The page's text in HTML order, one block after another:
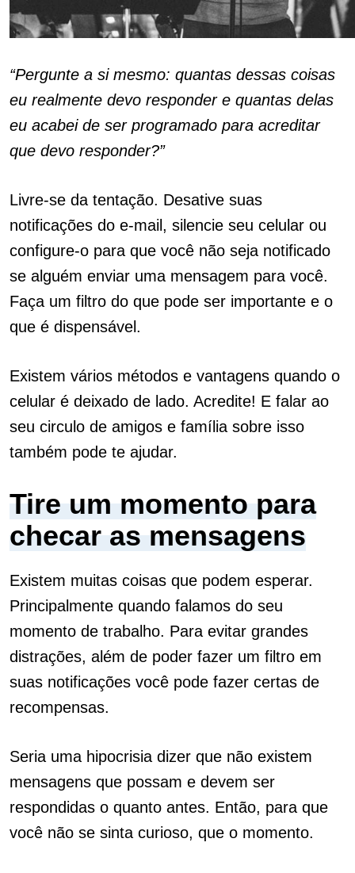
“Pergunte a si mesmo: quantas dessas coisas
eu realmente devo responder e quantas delas
eu acabei de ser programado para acreditar
que devo responder?”
Livre-se da tentação. Desative suas
notificações do e-mail, silencie seu celular ou
configure-o para que você não seja notificado
se alguém enviar uma mensagem para você.
Faça um filtro do que pode ser importante e o
que é dispensável.
Existem vários métodos e vantagens quando o
celular é deixado de lado. Acredite! E falar ao
seu circulo de amigos e família sobre isso
também pode te ajudar.
Tire um momento para
checar as mensagens
Existem muitas coisas que podem esperar.
Principalmente quando falamos do seu
momento de trabalho. Para evitar grandes
distrações, além de poder fazer um filtro em
suas notificações você pode fazer certas de
recompensas.
Seria uma hipocrisia dizer que não existem
mensagens que possam e devem ser
respondidas o quanto antes. Então, para que
você não se sinta curioso, que o momento.